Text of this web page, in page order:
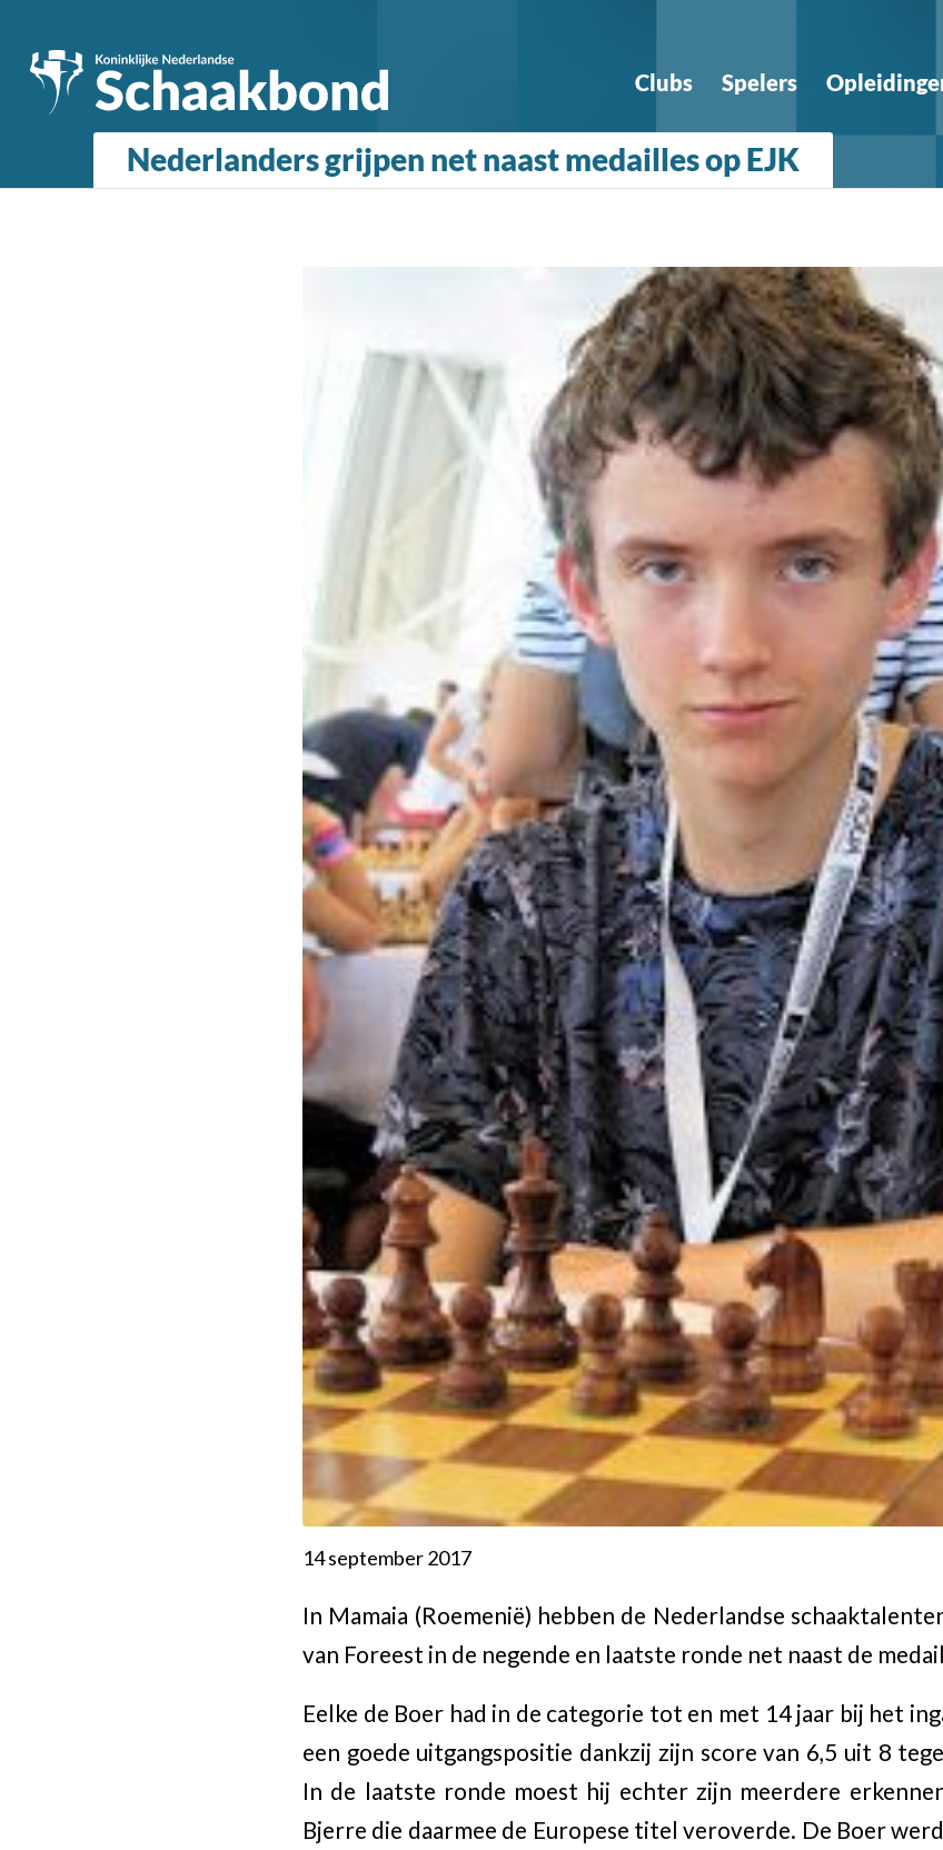
Clubs Spelers
Nederlanders grijpen net naast medailles op EJK
14 september 2017
In Mamaia (Roemenië) hebben de Nederlandse
van Foreest in de negende en laatste ronde net naast de
Eelke de Boer had in de categorie tot en met 14 jaar bij het
een goede uitgangspositie dankzij zijn score van 6,5 uit 8
In de laatste ronde moest hij echter zijn meerdere
Bjerre die daarmee de Europese titel veroverde. De Boer